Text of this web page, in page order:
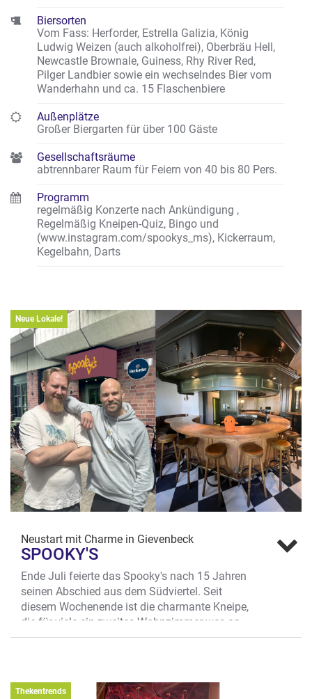
Biersorten
Vom Fass: Herforder, Estrella Galizia, König
Ludwig Weizen (auch alkoholfrei), Oberbräu Hell,
Newcastle Brownale, Guiness, Rhy River Red,
Pilger Landbier sowie ein wechselndes Bier vom
Wanderhahn und ca. 15 Flaschenbiere
Außenplätze
Großer Biergarten für über 100 Gäste
Gesellschaftsräume
abtrennbarer Raum für Feiern von 40 bis 80 Pers.
Programm
regelmäßig Konzerte nach Ankündigung ,
Regelmäßig Kneipen-Quiz, Bingo und
(www.instagram.com/spookys_ms), Kickerraum,
Kegelbahn, Darts
Neue Lokale!
Neustart mit Charme in Gievenbeck
SPOOKY'S
Ende Juli feierte das Spooky's nach 15 Jahren
seinen Abschied aus dem Südviertel. Seit
diesem Wochenende ist die charmante Kneipe,
die für viele ein zweites Wohnzimmer war, an
neuer Adresse in Gievenbeck wieder da!
Weltreise. In der Nähe des Leonardo Campus,
Thekentrends